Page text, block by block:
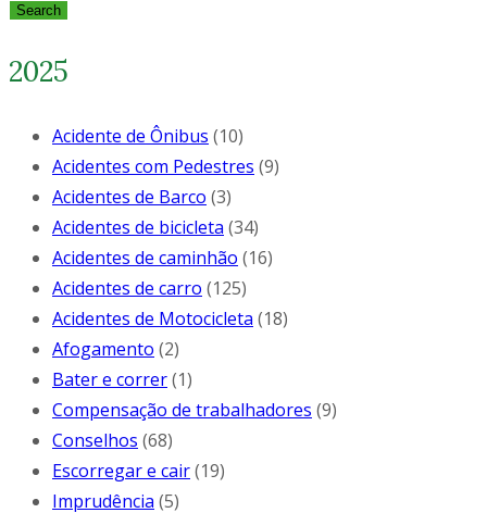
Search
2025
Acidente de Ônibus (10)
Acidentes com Pedestres (9)
Acidentes de Barco (3)
Acidentes de bicicleta (34)
Acidentes de caminhão (16)
Acidentes de carro (125)
Acidentes de Motocicleta (18)
Afogamento (2)
Bater e correr(1)
Compensação de trabalhadores (9)
Conselhos (68)
Escorregar e cair(19)
Imprudência (5)